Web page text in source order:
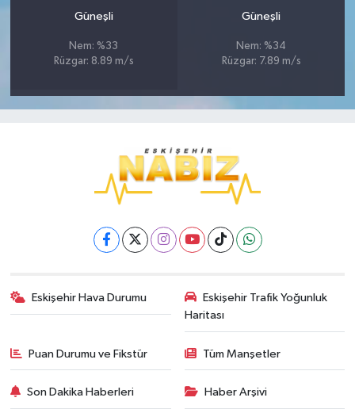
Güneşli
Nem: %33
Rüzgar: 8.89 m/s
Güneşli
Nem: %34
Rüzgar: 7.89 m/s
Eskişehir Hava Durumu
Eskişehir Trafik Yoğunluk
Haritası
Puan Durumu ve Fikstür Tüm Manşetler
Son Dakika Haberleri Haber Arşivi